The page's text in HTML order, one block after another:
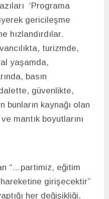
‘Programa
gericileşme
hızlandırdılar.
turizmde,
yaşamda,
basın
güvenlikte,
bunların kaynağı olan
mantık boyutlarını
“…partimiz, eğitim
girişecektir”
her değişikliği,